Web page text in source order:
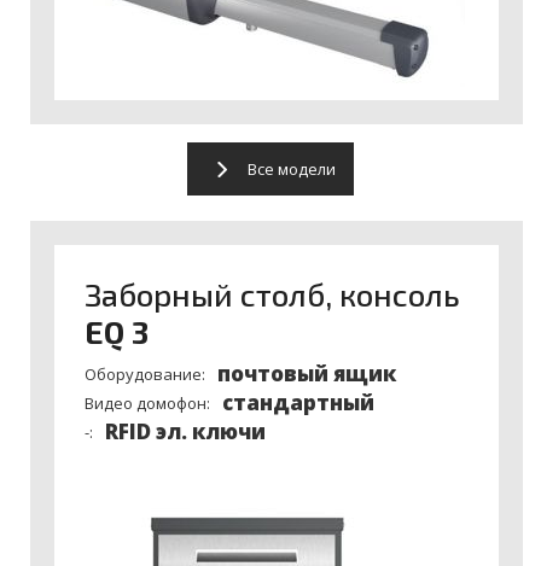
Все модели
Заборный столб, консоль
EQ 3
Оборудование: почтовый ящик
Видео домофон: стандартный
-: RFID эл. ключи